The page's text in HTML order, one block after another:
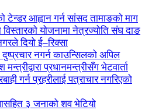
टेन्डर आह्वान गर्न सांसद तामाङको माग
योजनामा नेत्रज्योति संघ दाङ
दियो ई–रिक्सा
दुष्प्रचार नगर्न काउन्सिलको अपिल
प्रधानमन्त्रीसँग भेटवार्ता
गर्न प्रहरीलाई पत्राचार नगरिएको
३ जनाको शव भेटियो